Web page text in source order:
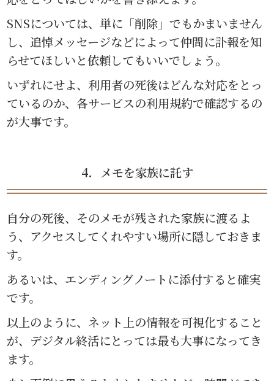
SNSについては、単に「削除」でもかまいません
し、追悼メッセージなどによって仲間に訃報を知
らせてほしいと依頼してもいいでしょう。
いずれにせよ、利用者の死後はどんな対応をとっ
ているのか、各サービスの利用規約で確認するの
が大事です。
4．メモを家族に託す
自分の死後、そのメモが残された家族に渡るよ
う、アクセスしてくれやすい場所に隠しておきま
す。
あるいは、エンディングノートに添付すると確実
です。
以上のように、ネット上の情報を可視化すること
が、デジタル終活にとっては最も大事になってき
ます。